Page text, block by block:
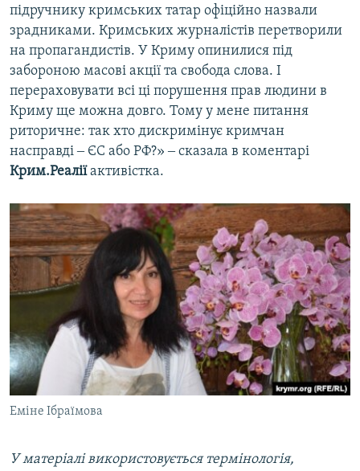
підручнику кримських татар офіційно назвали
зрадниками. Кримських журналістів перетворили
на пропагандистів. У Криму опинилися під
забороною масові акції та свобода слова. І
перераховувати всі ці порушення прав людини в
Криму ще можна довго. Тому у мене питання
риторичне: так хто дискримінує кримчан
насправді ‒ ЄС або РФ?» ‒ сказала в коментарі
Крим.Реаліїактивістка.
Еміне Ібраїмова
У матеріалі використовується термінологія,